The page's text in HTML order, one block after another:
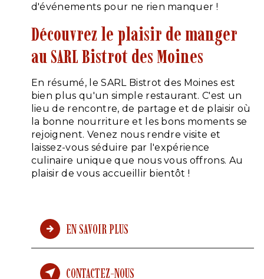
d'événements pour ne rien manquer !
Découvrez le plaisir de manger
au SARL Bistrot des Moines
En résumé, le SARL Bistrot des Moines est
bien plus qu'un simple restaurant. C'est un
lieu de rencontre, de partage et de plaisir où
la bonne nourriture et les bons moments se
rejoignent. Venez nous rendre visite et
laissez-vous séduire par l'expérience
culinaire unique que nous vous offrons. Au
plaisir de vous accueillir bientôt !
EN SAVOIR PLUS
CONTACTEZ-NOUS